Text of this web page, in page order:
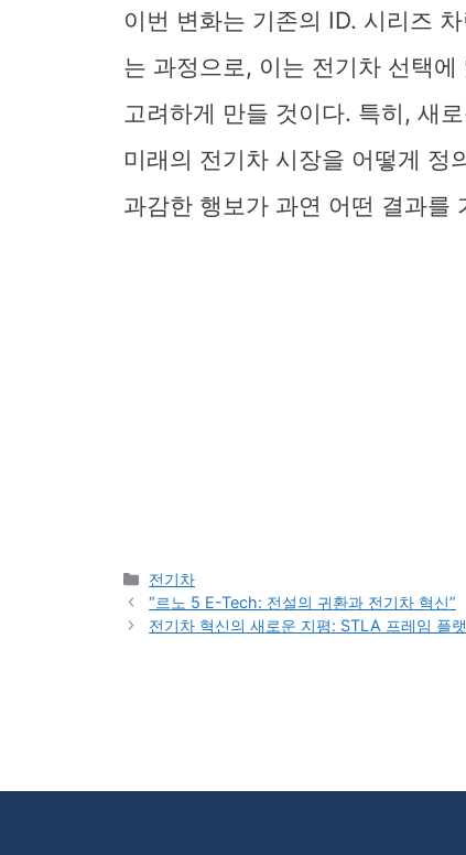
이번 변화는 기존의 ID. 시리즈
는 과정으로, 이는 전기차 선택
고려하게 만들 것이다. 특히, 새
미래의 전기차 시장을 어떻게 정
과감한 행보가 과연 어떤 결과를
Categories
전기차
“르노 5 E-Tech: 전설의 귀환과 전기차 혁신”
전기차 혁신의 새로운 지평: STLA 프레임 플